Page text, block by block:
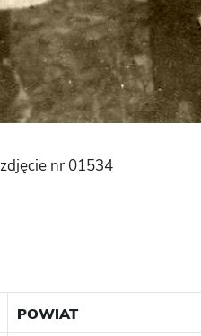
zdjęcie nr 01534
POWIAT